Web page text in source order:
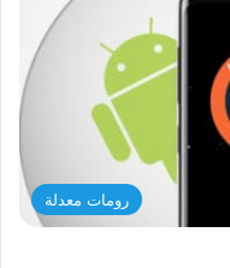
رومات معدلة